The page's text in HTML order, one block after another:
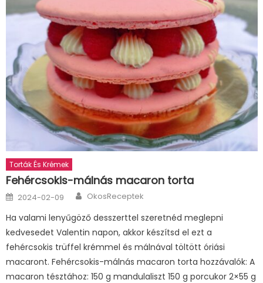
Torták És Krémek
Fehércsokis-málnás macaron torta
Posted
on
2024-02-09 Author
OkosReceptek
Ha valami lenyűgöző desszerttel szeretnéd meglepni
kedvesedet Valentin napon, akkor készítsd el ezt a
fehércsokis trüffel krémmel és málnával töltött óriási
macaront. Fehércsokis-málnás macaron torta hozzávalók: A
macaron tésztához: 150 g mandulaliszt 150 g porcukor 2×55 g